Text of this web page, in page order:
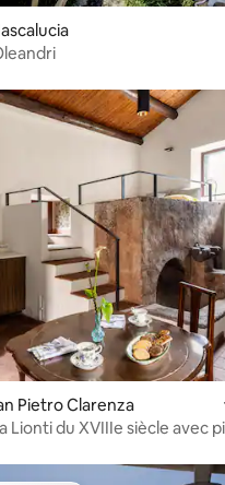
Pietro Clarenza
Lionti du XVIIIe siècle avec